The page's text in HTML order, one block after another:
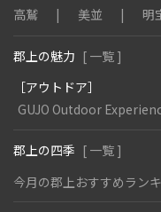
高鷲
美並 明
郡上の魅力 [ 一覧 ]
［アウトドア］
GUJO Outdoor
郡上の四季 [ 一覧 ]
今月の郡上おすすめラン